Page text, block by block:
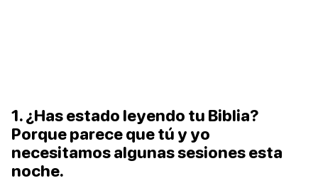
1. ¿Has estado leyendo tu Biblia?
Porque parece que tú y yo
necesitamos algunas sesiones esta
noche.